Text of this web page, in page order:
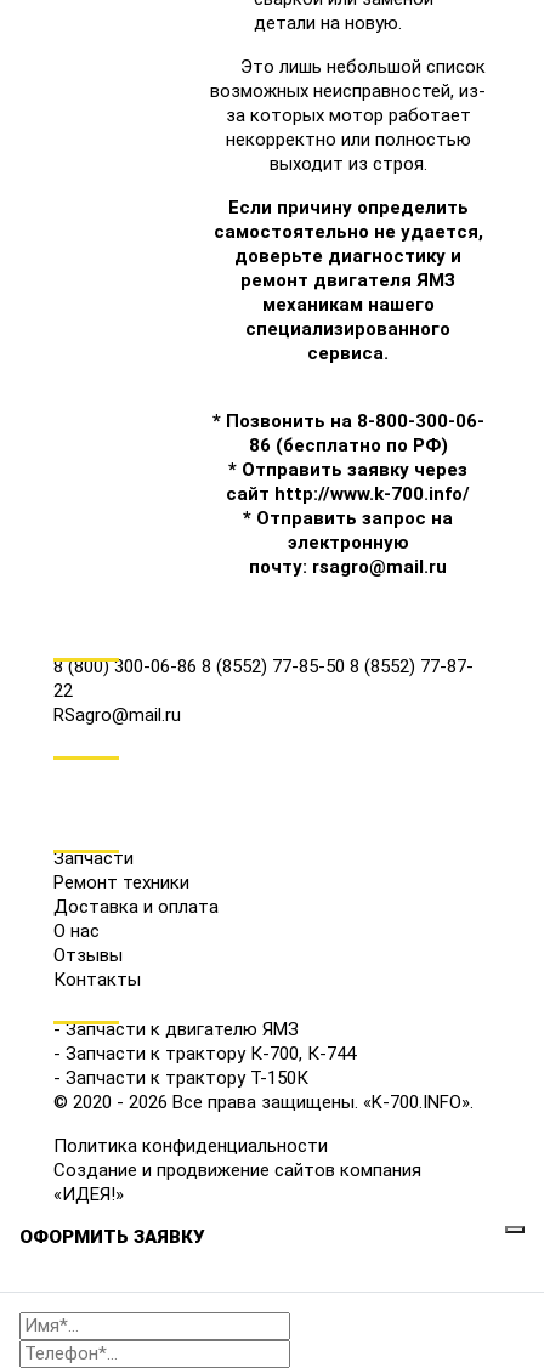
детали на новую.
Это лишь небольшой список
возможных неисправностей, из-
за которых мотор работает
некорректно или полностью
выходит из строя.
Если причину определить
самостоятельно не удается,
доверьте диагностику и
ремонт двигателя ЯМЗ
механикам нашего
специализированного
сервиса.
* Позвонить на 8-800-300-06-
86 (бесплатно по РФ)
* Отправить заявку через
сайт http://www.k-700.info/
* Отправить запрос на
электронную
почту: rsagro@mail.ru
8 (800) 300-06-86 8 (8552) 77-85-50 8 (8552) 77-87-
22
RSagro@mail.ru
Запчасти
Ремонт техники
Доставка и оплата
О нас
Отзывы
Контакты
- Запчасти к двигателю ЯМЗ
- Запчасти к трактору К-700, К-744
- Запчасти к трактору Т-150К
© 2020 - 2026 Все права защищены. «K-700.INFO».
Политика конфиденциальности
Создание и продвижение сайтов компания
«ИДЕЯ!»
ОФОРМИТЬ ЗАЯВКУ